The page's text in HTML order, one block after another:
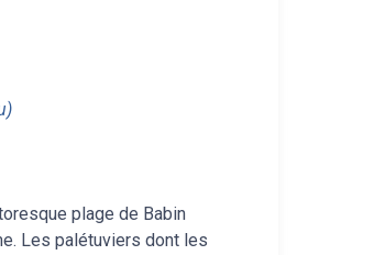
plage de Babin
Les palétuviers dont les